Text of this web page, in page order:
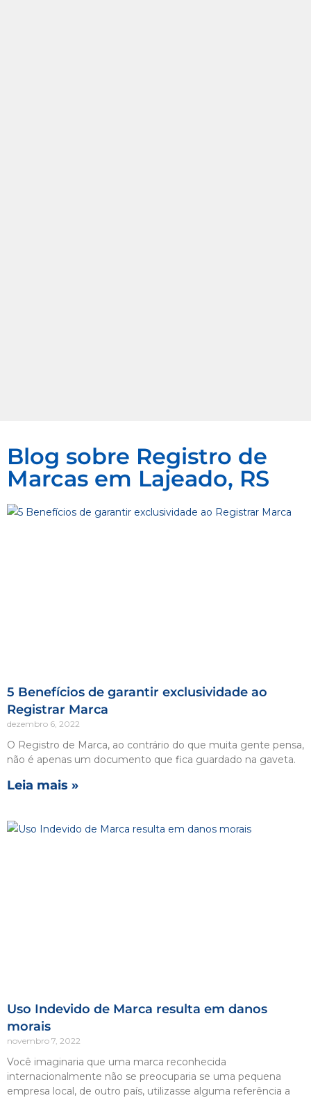
Blog sobre Registro de
Marcas em Lajeado, RS
5 Benefícios de garantir exclusividade ao
Registrar Marca
dezembro 6, 2022
O Registro de Marca, ao contrário do que muita gente pensa,
não é apenas um documento que fica guardado na gaveta.
Leia mais »
Uso Indevido de Marca resulta em danos
morais
novembro 7, 2022
Você imaginaria que uma marca reconhecida
internacionalmente não se preocuparia se uma pequena
empresa local, de outro país, utilizasse alguma referência a